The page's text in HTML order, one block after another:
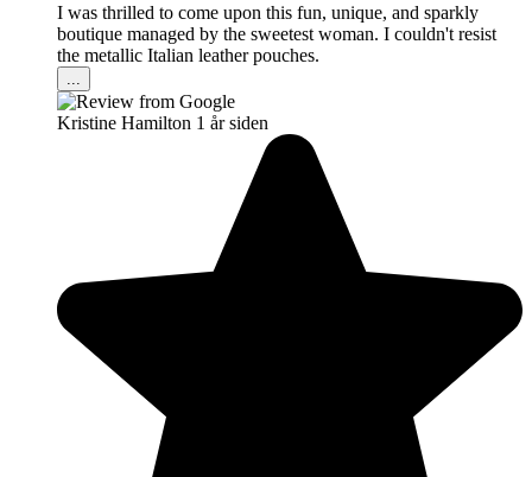
I was thrilled to come upon this fun, unique, and sparkly
boutique managed by the sweetest woman. I couldn't resist
the metallic Italian leather pouches.
Kristine Hamilton 1 år siden